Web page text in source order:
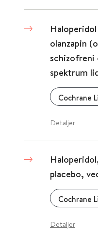
olanzapin
schizofreni
spektrum
Cochrane
Detaljer
placebo,
Cochrane
Detaljer